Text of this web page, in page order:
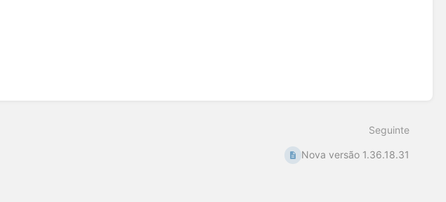
Seguinte
Nova versão 1.36.18.31